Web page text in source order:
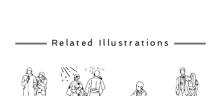
Related Illustrations